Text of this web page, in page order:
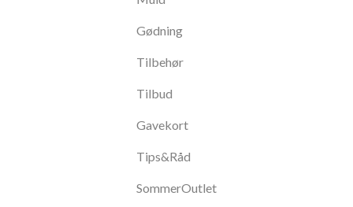
Gødning
Tilbehør
Tilbud
Gavekort
Tips&Råd
SommerOutlet